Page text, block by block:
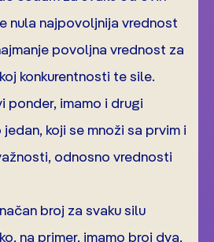
nula najpovoljnija vrednost
povoljna vrednost za
konkurentnosti te sile.
ponder, imamo i drugi
koji se množi sa prvim i
odnosno vrednosti
broj za svaku silu
na primer, imamo broj dva,